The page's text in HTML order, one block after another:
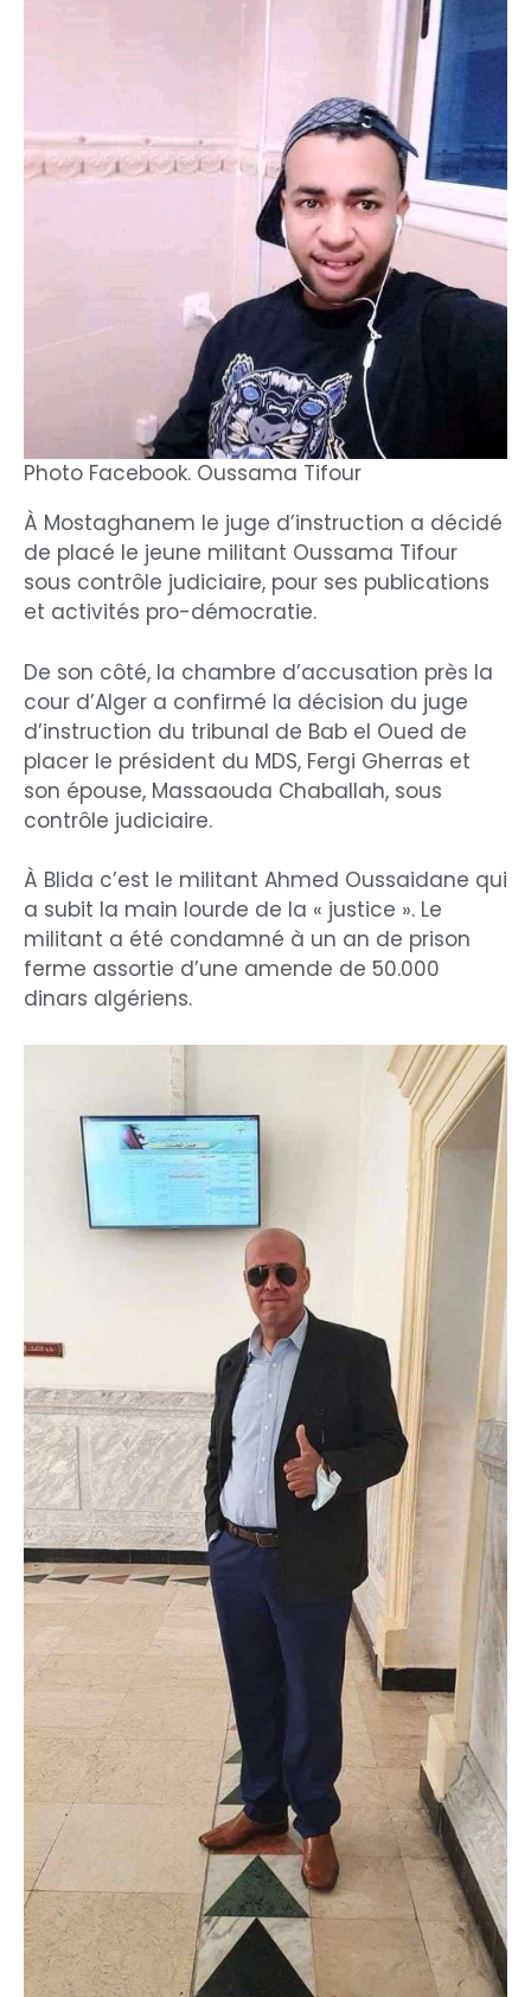
Photo Facebook. Oussama Tifour
À Mostaghanem le juge d’instruction a décidé
de placé le jeune militant Oussama Tifour
sous contrôle judiciaire, pour ses publications
et activités pro-démocratie.
De son côté, la chambre d’accusation près la
cour d’Alger a confirmé la décision du juge
d’instruction du tribunal de Bab el Oued de
placer le président du MDS, Fergi Gherras et
son épouse, Massaouda Chaballah, sous
contrôle judiciaire.
À Blida c’est le militant Ahmed Oussaidane qui
a subit la main lourde de la « justice ». Le
militant a été condamné à un an de prison
ferme assortie d’une amende de 50.000
dinars algériens.